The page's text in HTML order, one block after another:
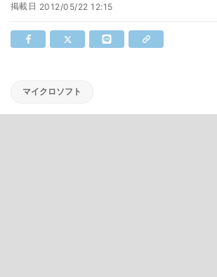
掲載日 2012/05/22 12:15
マイクロソフト